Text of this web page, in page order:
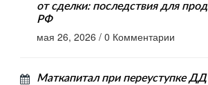
от сделки: последствия для
РФ
мая 26, 2026 / 0 Комментарии
Маткапитал при переуступке